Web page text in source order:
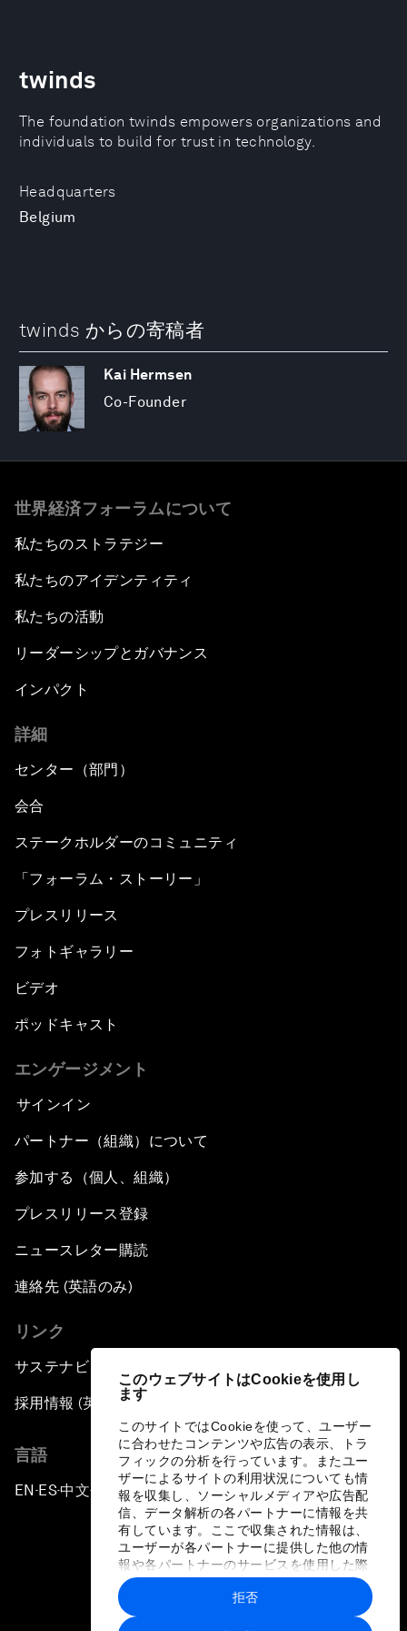
このウェブサイトはCookieを使用し
ます
このサイトではCookieを使って、ユーザー
に合わせたコンテンツや広告の表示、トラ
フィックの分析を行っています。またユー
ザーによるサイトの利用状況についても情
報を収集し、ソーシャルメディアや広告配
信、データ解析の各パートナーに情報を共
有しています。ここで収集された情報は、
ユーザーが各パートナーに提供した他の情
報や各パートナーのサービスを使用した際
に収集された情報と組み合わされ、各パー
トナーによって使用されることがありま
す。
拒否
Headquarters
Belgium
twinds
The foundation twinds empowers organizations and
individuals to build for trust in technology.
twinds からの寄稿者
Kai Hermsen
Co-Founder
世界経済フォーラムについて
私たちのストラテジー
私たちのアイデンティティ
私たちの活動
リーダーシップとガバナンス
インパクト
詳細
センター（部門）
会合
ステークホルダーのコミュニティ
「フォーラム・ストーリー」
プレスリリース
フォトギャラリー
ビデオ
ポッドキャスト
エンゲージメント
サインイン
パートナー（組織）について
参加する（個人、組織）
プレスリリース登録
ニュースレター購読
連絡先 (英語のみ)
リンク
サステナビリティへの取り組み
採用情報 (英語のみ)
言語
EN ▪ ES▪中文▪ 日本語
プライバシーポリシーと利用規約